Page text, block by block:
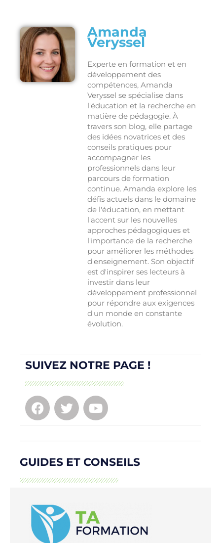
Amanda
Veryssel
Experte en formation et en
développement des
compétences, Amanda
Veryssel se spécialise dans
l'éducation et la recherche en
matière de pédagogie. À
travers son blog, elle partage
des idées novatrices et des
conseils pratiques pour
accompagner les
professionnels dans leur
parcours de formation
continue. Amanda explore les
défis actuels dans le domaine
de l'éducation, en mettant
l'accent sur les nouvelles
approches pédagogiques et
l'importance de la recherche
pour améliorer les méthodes
d'enseignement. Son objectif
est d'inspirer ses lecteurs à
investir dans leur
développement professionnel
pour répondre aux exigences
d'un monde en constante
évolution.
SUIVEZ NOTRE PAGE !
GUIDES ET CONSEILS